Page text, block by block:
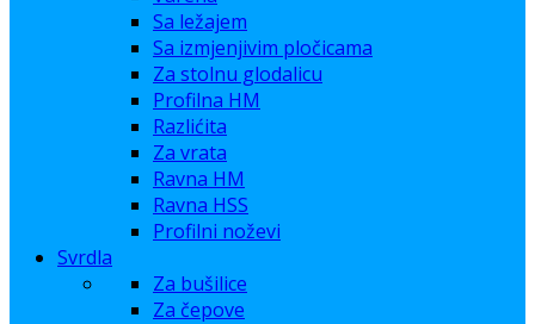
Sa ležajem
Sa izmjenjivim pločicama
Za stolnu glodalicu
Profilna HM
Razlićita
Za vrata
Ravna HM
Ravna HSS
Profilni noževi
Svrdla
Za bušilice
Za čepove